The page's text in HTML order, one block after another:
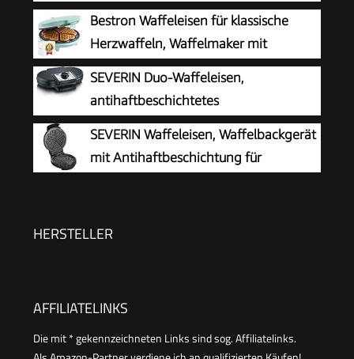
Antihaftbeschichtung, für Kindergeburtstage,
Familienfeiern, Ostern oder Weihnachten, Retro
Design, 550 Watt, Farbe: Rosa
Bestron Waffeleisen für klassische
Herzwaffeln, Waffelmaker mit
Antihaftbeschichtung für Waffeln in
Herzform, Retro Design, 700 Watt, Farbe: Mint
SEVERIN Duo-Waffeleisen,
antihaftbeschichtetes
Doppelwaffeleisen für zwei klassische
Herzwaffeln, Herzwaffeleisen im Slim-Design,
ca. 1.200 W Leistung, schwarz, WA 2106
SEVERIN Waffeleisen, Waffelbackgerät
mit Antihaftbeschichtung für
schwarz/Edelstal, WA 2103
HERSTELLER
AFFILIATELINKS
Die mit * gekennzeichneten Links sind sog. Affiliatelinks.